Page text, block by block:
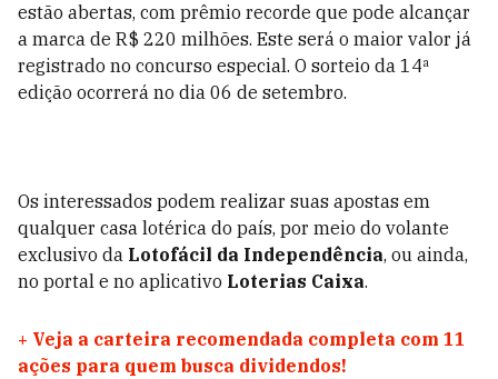
estão abertas, com prêmio recorde que pode alcançar
a marca de R$ 220 milhões. Este será o maior valor já
registrado no concurso especial. O sorteio da 14ª
edição ocorrerá no dia 06 de setembro.
Os interessados podem realizar suas apostas em
qualquer casa lotérica do país, por meio do volante
exclusivo da Lotofácil da Independência, ou ainda,
no portal e no aplicativo Loterias Caixa.
+ Veja a carteira recomendada completa com 11
ações para quem busca dividendos!